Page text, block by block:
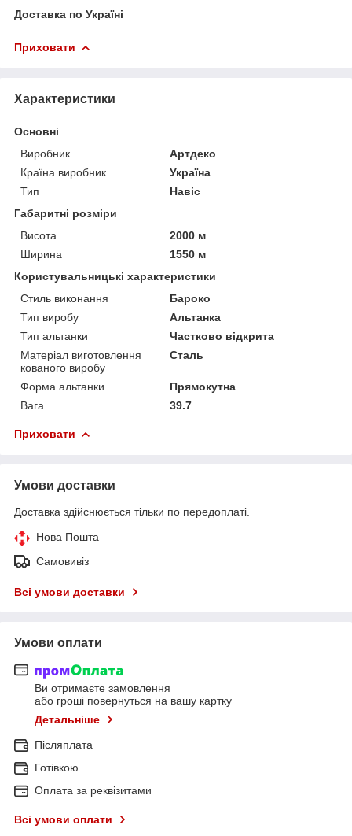
Доставка по Україні
Приховати
Характеристики
Основні
Виробник
Артдеко
Країна виробник
Україна
Тип
Навіс
Габаритні розміри
Висота
2000 м
Ширина
1550 м
Користувальницькі характеристики
Стиль виконання
Бароко
Тип виробу
Альтанка
Тип альтанки
Частково відкрита
Матеріал виготовлення
кованого виробу
Сталь
Форма альтанки
Прямокутна
Вага
39.7
Приховати
Умови доставки
Доставка здійснюється тільки по передоплаті.
Нова Пошта
Самовивіз
Всі умови доставки
Умови оплати
Ви отримаєте замовлення
або гроші повернуться на вашу картку
Детальніше
Післяплата
Готівкою
Оплата за реквізитами
Всі умови оплати